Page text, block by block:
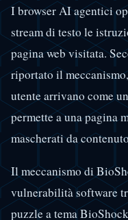
I browser AI agentici
stream di testo le
pagina web visitata.
riportato il
utente arrivano come
permette a una pagina
mascherati da
Il meccanismo di
vulnerabilità software
puzzle a tema